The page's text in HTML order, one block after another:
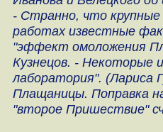
- Странно, что крупные
работах известные
"эффект омоложения
Кузнецов. - Некоторые
лаборатория". (Лариса
Плащаницы. Поправка
"второе Пришествие"